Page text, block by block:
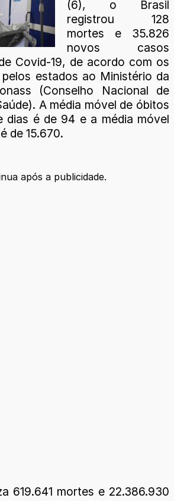
(6), o Brasil
registrou 128
mortes e 35.826
novos casos
Covid-19, de acordo com os
estados ao Ministério da
(Conselho Nacional de
A média móvel de óbitos
dias é de 94 e a média móvel
de 15.670.
após a publicidade.
619.641 mortes e 22.386.930